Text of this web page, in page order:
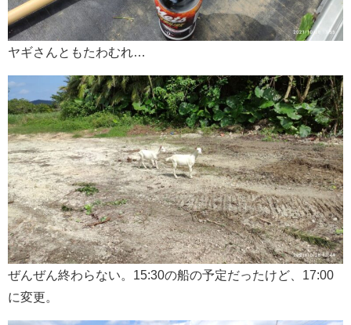
ヤギさんともたわむれ…
ぜんぜん終わらない。15:30の船の予定だったけど、17:00
に変更。